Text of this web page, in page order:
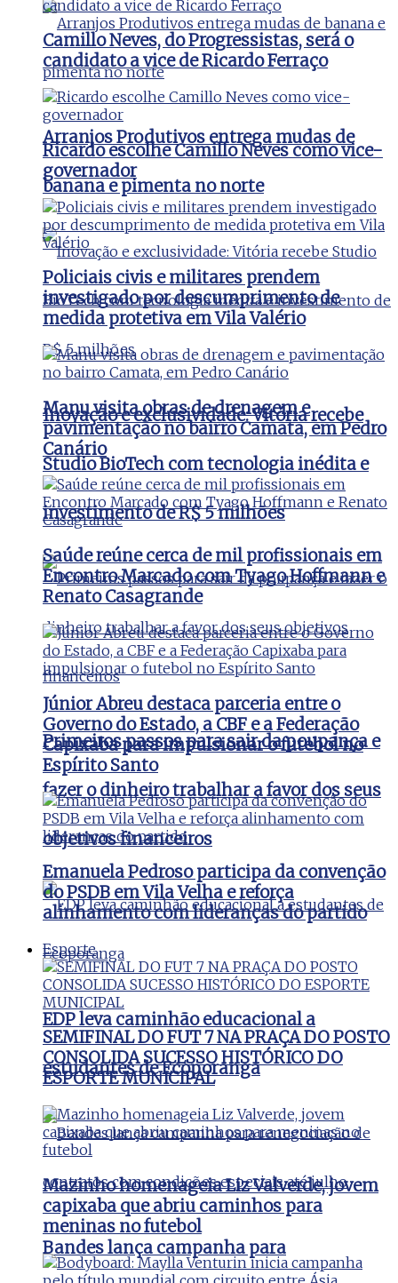
Arranjos Produtivos entrega mudas de
banana e pimenta no norte
Inovação e exclusividade: Vitória recebe
Studio BioTech com tecnologia inédita e
investimento de R$ 5 milhões
Primeiros passos para sair da poupança e
fazer o dinheiro trabalhar a favor dos seus
objetivos financeiros
EDP leva caminhão educacional a
estudantes de Ecoporanga
Bandes lança campanha para
Camillo Neves, do Progressistas, será o
candidato a vice de Ricardo Ferraço
Ricardo escolhe Camillo Neves como vice-
governador
Policiais civis e militares prendem
investigado por descumprimento de
medida protetiva em Vila Valério
Manu visita obras de drenagem e
pavimentação no bairro Camata, em Pedro
Canário
Saúde reúne cerca de mil profissionais em
Encontro Marcado com Tyago Hoffmann e
Renato Casagrande
Júnior Abreu destaca parceria entre o
Governo do Estado, a CBF e a Federação
Capixaba para impulsionar o futebol no
Espírito Santo
Emanuela Pedroso participa da convenção
do PSDB em Vila Velha e reforça
alinhamento com lideranças do partido
Esporte
SEMIFINAL DO FUT 7 NA PRAÇA DO POSTO
CONSOLIDA SUCESSO HISTÓRICO DO
ESPORTE MUNICIPAL
Mazinho homenageia Liz Valverde, jovem
capixaba que abriu caminhos para
meninas no futebol